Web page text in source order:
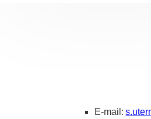
E-mail: